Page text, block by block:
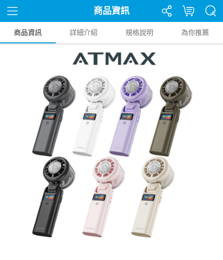
商品資訊
商品資訊 詳細介紹 規格說明 為你推薦